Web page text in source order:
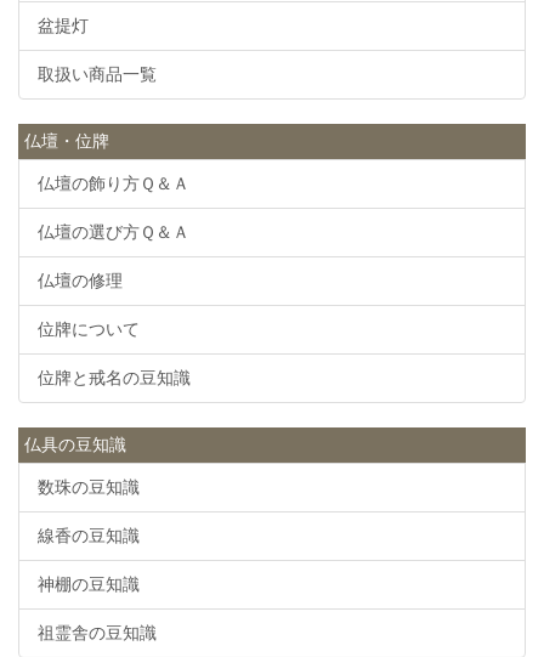
盆提灯
取扱い商品一覧
仏壇・位牌
仏壇の飾り方Ｑ＆Ａ
仏壇の選び方Ｑ＆Ａ
仏壇の修理
位牌について
位牌と戒名の豆知識
仏具の豆知識
数珠の豆知識
線香の豆知識
神棚の豆知識
祖霊舎の豆知識